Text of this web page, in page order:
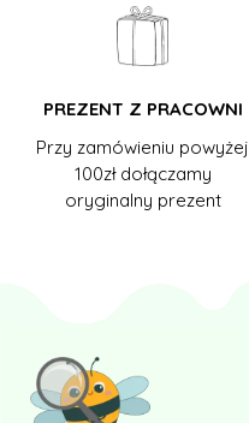
PREZENT Z PRACOWNI
Przy zamówieniu powyżej
100zł dołączamy
oryginalny prezent